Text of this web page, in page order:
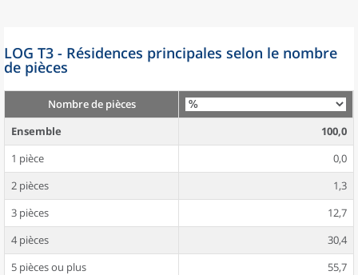
LOG T3 - Résidences principales selon le nombre
de pièces
Nombre de pièces
Ensemble
100,0
1 pièce
0,0
2 pièces
1,3
3 pièces
12,7
4 pièces
30,4
5 pièces ou plus
55,7